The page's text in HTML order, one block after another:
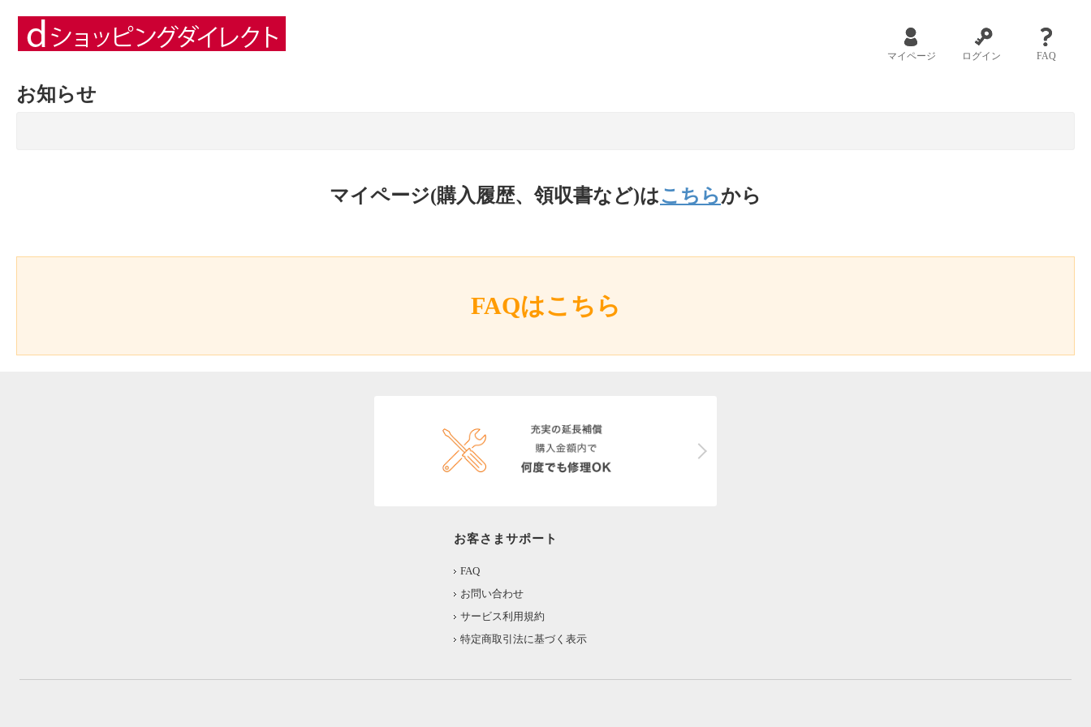
マイページ ログイン FAQ
お知らせ
マイページ(購入履歴、領収書など)はこちらから
FAQはこちら
お客さまサポート
FAQ
お問い合わせ
サービス利用規約
特定商取引法に基づく表示